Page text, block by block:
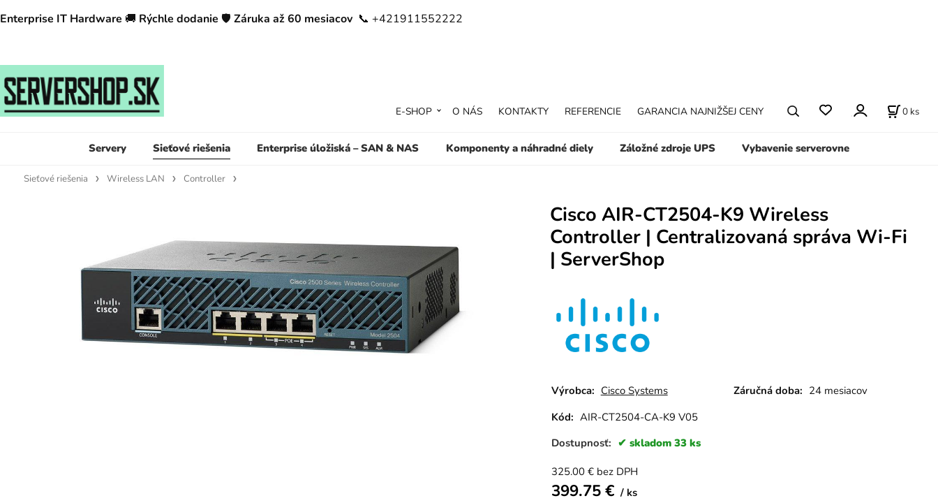
Enterprise IT Hardware 🚚 Rýchle dodanie 🛡️ Záruka až 60 mesiacov 📞 +421911552222
Servery Sieťové riešenia Enterprise úložiská – SAN & NAS Komponenty a náhradné diely Záložné zdroje UPS Vybavenie serverovne
E-SHOP O NÁS KONTAKTY REFERENCIE GARANCIA NAJNIŽŠEJ CENY 0 ks
Sieťové riešenia Wireless LAN Controller
Cisco AIR-CT2504-K9 Wireless
Controller | Centralizovaná správa Wi-Fi
| ServerShop
Výrobca: Cisco Systems Záručná doba: 24 mesiacov
Kód: AIR-CT2504-CA-K9 V05
Dostupnosť:
skladom 33 ks
325.00€ bez DPH
399.75€ ks